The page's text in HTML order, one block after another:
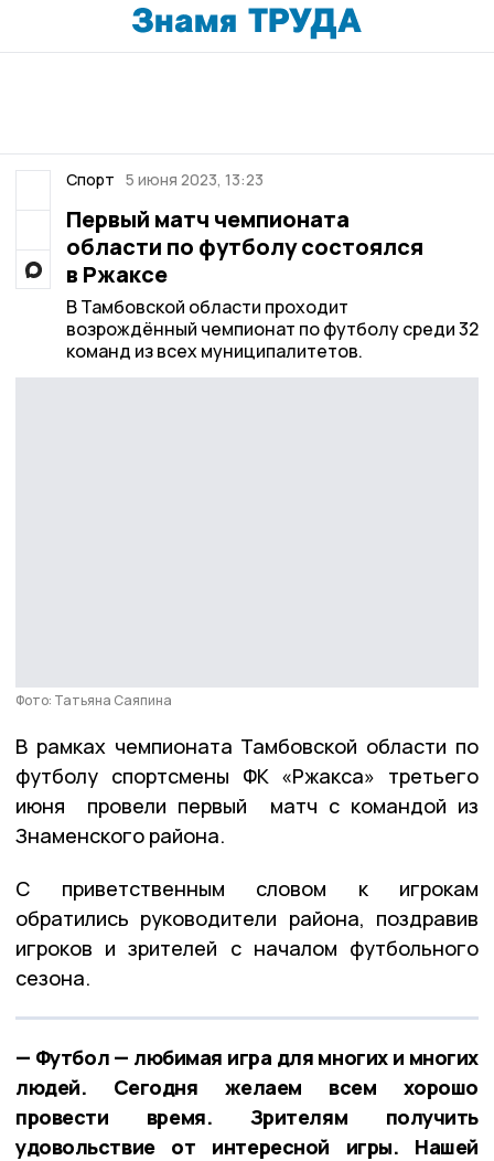
Спорт 5 июня 2023, 13:23
Первый матч чемпионата
области по футболу состоялся
в Ржаксе
В Тамбовской области проходит
возрождённый чемпионат по футболу среди 32
команд из всех муниципалитетов.
Фото: Татьяна Саяпина
В рамках чемпионата Тамбовской области по
футболу спортсмены ФК «Ржакса» третьего
июня провели первый матч с командой из
Знаменского района.
С приветственным словом к игрокам
обратились руководители района, поздравив
игроков и зрителей с началом футбольного
сезона.
— Футбол — любимая игра для многих и многих
людей. Сегодня желаем всем хорошо
провести время. Зрителям получить
удовольствие от интересной игры. Нашей